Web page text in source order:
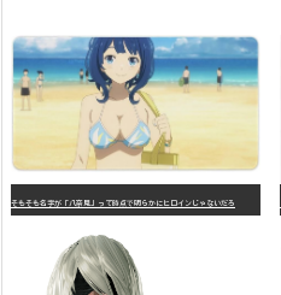
そもそも名字が「八奈見」って時点で明らかにヒロインじゃないだろ